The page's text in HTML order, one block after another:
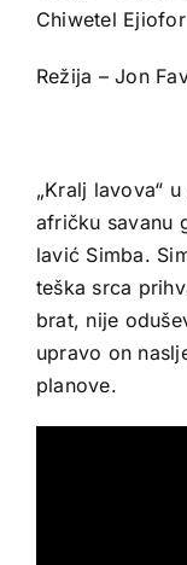
Chiwetel Ejiofor
Režija – Jon
„Kralj lavova“
afričku savanu
lavić Simba.
teška srca
brat, nije
upravo on
planove.